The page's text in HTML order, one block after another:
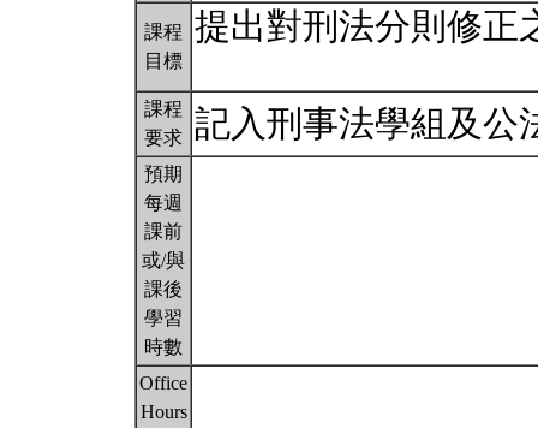
課程
目標
提出對刑法分則修正
課程
要求 記入刑事法學組及公
預期
每週
課前
或/與
課後
學習
時數
Office
Hours